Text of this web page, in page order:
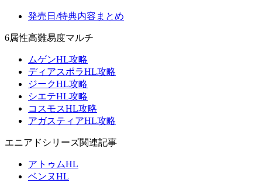
発売日/特典内容まとめ
6属性高難易度マルチ
ムゲンHL攻略
ディアスポラHL攻略
ジークHL攻略
シエテHL攻略
コスモスHL攻略
アガスティアHL攻略
エニアドシリーズ関連記事
アトゥムHL
ベンヌHL